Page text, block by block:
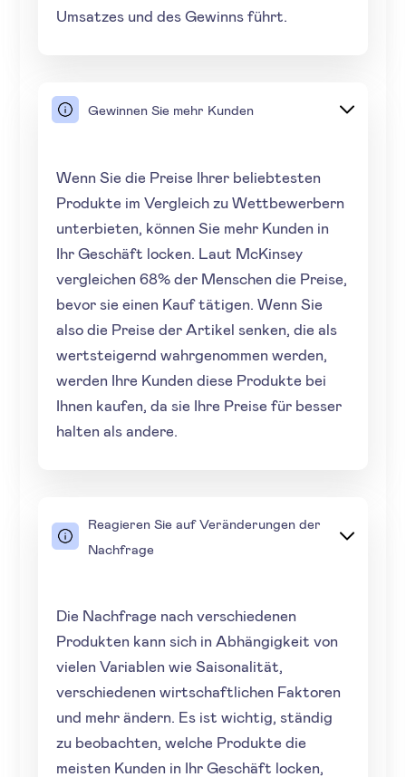
Umsatzes und des Gewinns führt.
Gewinnen Sie mehr Kunden
Wenn Sie die Preise Ihrer beliebtesten
Produkte im Vergleich zu Wettbewerbern
unterbieten, können Sie mehr Kunden in
Ihr Geschäft locken. Laut McKinsey
vergleichen 68% der Menschen die Preise,
bevor sie einen Kauf tätigen. Wenn Sie
also die Preise der Artikel senken, die als
wertsteigernd wahrgenommen werden,
werden Ihre Kunden diese Produkte bei
Ihnen kaufen, da sie Ihre Preise für besser
halten als andere.
Reagieren Sie auf Veränderungen der
Nachfrage
Die Nachfrage nach verschiedenen
Produkten kann sich in Abhängigkeit von
vielen Variablen wie Saisonalität,
verschiedenen wirtschaftlichen Faktoren
und mehr ändern. Es ist wichtig, ständig
zu beobachten, welche Produkte die
meisten Kunden in Ihr Geschäft locken,